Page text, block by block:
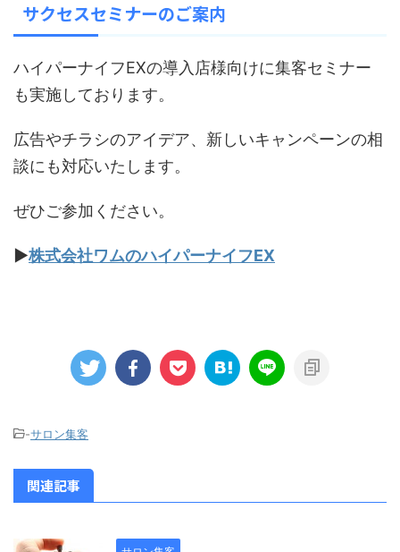
サクセスセミナーのご案内
ハイパーナイフEXの導入店様向けに集客セミナー
も実施しております。
広告やチラシのアイデア、新しいキャンペーンの相
談にも対応いたします。
ぜひご参加ください。
▶︎株式会社ワムのハイパーナイフEX
-サロン集客
関連記事